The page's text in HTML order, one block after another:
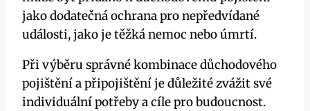
jako dodatečná ochrana pro nepředvídané
události, jako je těžká nemoc nebo úmrtí.
Při výběru správné kombinace důchodového
pojištění a připojištění je důležité zvážit své
individuální potřeby a cíle pro budoucnost.